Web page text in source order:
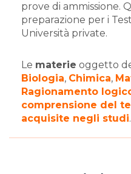
prove di ammissione.
preparazione per i
Università private.
Le materie oggetto
Biologia, Chimica,
Ragionamento
comprensione del
acquisite negli studi.